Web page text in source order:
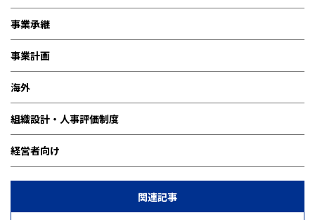
事業承継
事業計画
海外
組織設計・人事評価制度
経営者向け
関連記事